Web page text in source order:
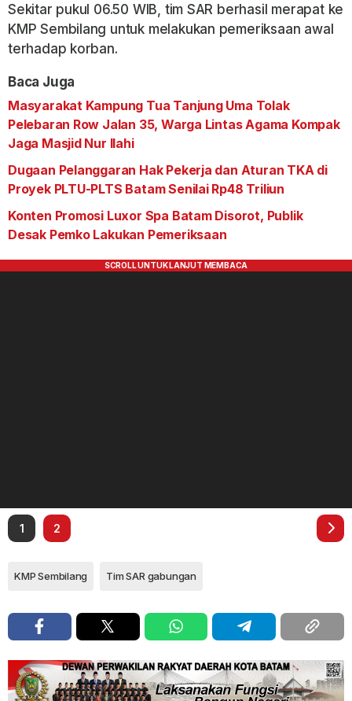
Sekitar pukul 06.50 WIB, tim SAR berhasil merapat ke
KMP Sembilang untuk melakukan pemeriksaan awal
terhadap korban.
Baca Juga
Masyarakat Kampung Tua Tanjung Uma Tolak
Pelebaran Row Jalan 35, Warga Lintas Agama Kompak
Jaga Masjid Nur Ilahi
Dugaan Pelanggaran Hak Pekerja dan Aturan TKA di
Proyek PLTU-PLTS Batam Senilai Rp48 Triliun
Konten Promosi Luxor Spa Batam Disorot, Publik
Desak Pemko Lakukan Pemeriksaan
1 2
KMP Sembilang Tim SAR gabungan